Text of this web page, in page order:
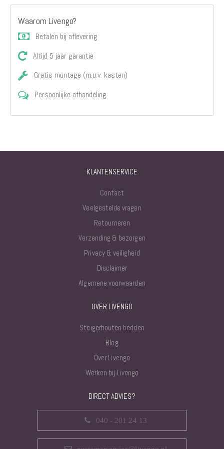
Waarom Livengo?
Betalen bij aflevering
Altijd 5 jaar garantie
Gratis montage (m.u.v. kasten)
Persoonlijke afhandeling
KLANTENSERVICE
Contact
Veelgestelde vragen
Retourneren
Verzending & bezorgen
Privacy & veiligheid
Disclaimer
Algemene voorwaarden
OVER LIVENGO
Steigerhouten bedden
Blog
Over Livengo
Werken bij Livengo
DIRECT ADVIES?
040 - 201 24 13